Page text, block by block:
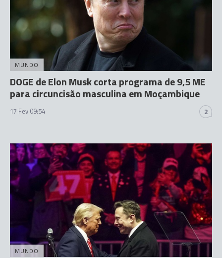
MUNDO
DOGE de Elon Musk corta programa de 9,5 ME
para circuncisão masculina em Moçambique
17 Fev 09:54 2
MUNDO